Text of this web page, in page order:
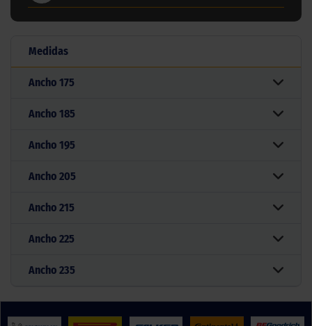
Medidas
Ancho 175
Ancho 185
Ancho 195
Ancho 205
Ancho 215
Ancho 225
Ancho 235